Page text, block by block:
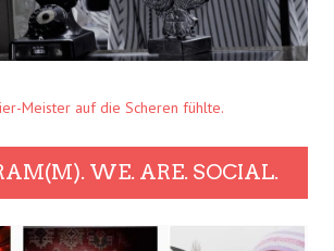
Meister auf die Scheren fühlte.
WE. ARE. SOCIAL.